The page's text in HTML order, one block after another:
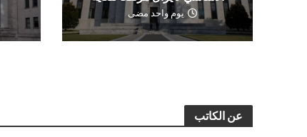
يوم واحد مضى
عن الكاتب